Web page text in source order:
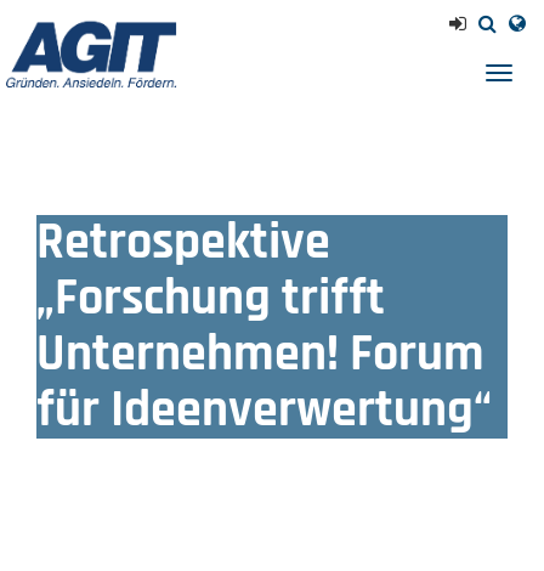
Retrospektive
„Forschung trifft
Unternehmen! Forum
für Ideenverwertung“